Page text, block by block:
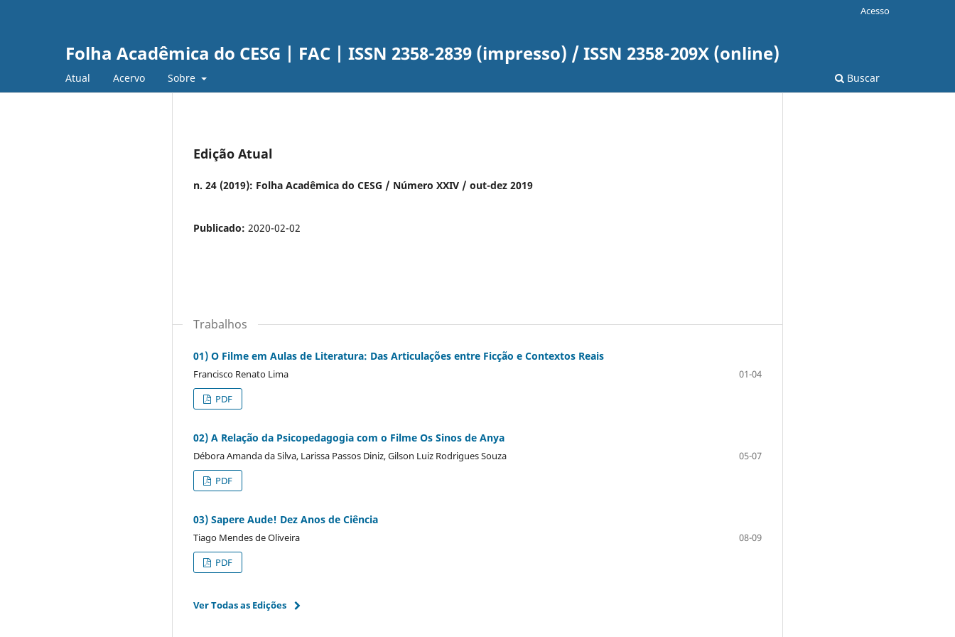
Folha Acadêmica do CESG | FAC | ISSN 2358-2839 (impresso) / ISSN 2358-209X (online)
Atual Acervo Sobre Buscar
Acesso
Edição Atual
n. 24 (2019): Folha Acadêmica do CESG / Número XXIV / out-dez 2019
Publicado: 2020-02-02
Trabalhos
01) O Filme em Aulas de Literatura: Das Articulações entre Ficção e Contextos Reais
Francisco Renato Lima
01-04
PDF
02) A Relação da Psicopedagogia com o Filme Os Sinos de Anya
Débora Amanda da Silva, Larissa Passos Diniz, Gilson Luiz Rodrigues Souza
05-07
PDF
03) Sapere Aude! Dez Anos de Ciência
Tiago Mendes de Oliveira
08-09
PDF
Ver Todas as Edições